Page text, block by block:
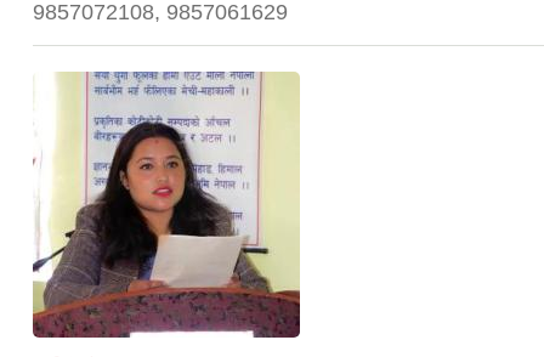
9857072108, 9857061629